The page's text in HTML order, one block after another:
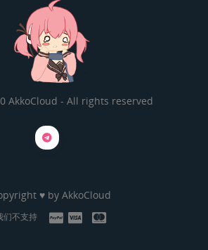
AkkoCloud - All rights reserved
♥ by AkkoCloud
们不支持